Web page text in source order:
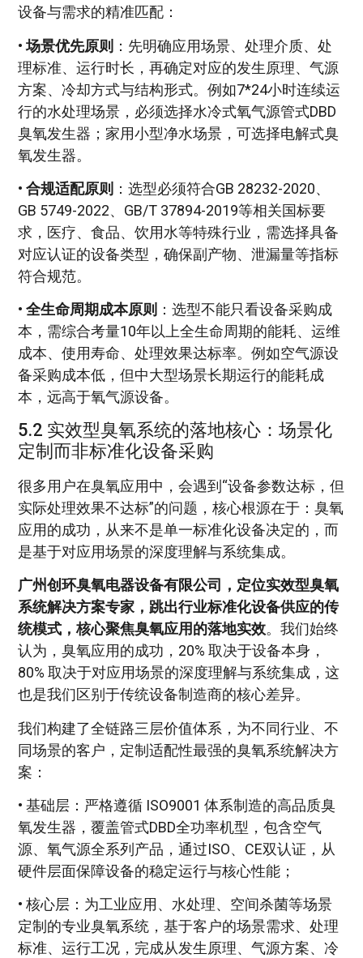
设备与需求的精准匹配：
•场景优先原则 ：先明确应用场景、处理介质、处
理标准、运行时长，再确定对应的发生原理、气源
方案、冷却方式与结构形式。例如7*24小时连续运
行的水处理场景，必须选择水冷式氧气源管式DBD
臭氧发生器；家用小型净水场景，可选择电解式臭
氧发生器。
• 合规适配原则 ：选型必须符合GB 28232-2020、
GB 5749-2022、GB/T 37894-2019等相关国标要
求，医疗、食品、饮用水等特殊行业，需选择具备
对应认证的设备类型，确保副产物、泄漏量等指标
符合规范。
• 全生命周期成本原则 ：选型不能只看设备采购成
本，需综合考量10年以上全生命周期的能耗、运维
成本、使用寿命、处理效果达标率。例如空气源设
备采购成本低，但中大型场景长期运行的能耗成
本，远高于氧气源设备。
5.2 实效型臭氧系统的落地核心：场景化
定制而非标准化设备采购
很多用户在臭氧应用中，会遇到“设备参数达标，但
实际处理效果不达标”的问题，核心根源在于：臭氧
应用的成功，从来不是单一标准化设备决定的，而
是基于对应用场景的深度理解与系统集成。
广州创环臭氧电器设备有限公司，定位实效型臭氧
系统解决方案专家，跳出行业标准化设备供应的传
统模式，核心聚焦臭氧应用的落地实效。我们始终
认为，臭氧应用的成功，20% 取决于设备本身，
80% 取决于对应用场景的深度理解与系统集成，这
也是我们区别于传统设备制造商的核心差异。
我们构建了全链路三层价值体系，为不同行业、不
同场景的客户，定制适配性最强的臭氧系统解决方
案：
• 基础层：严格遵循 ISO9001 体系制造的高品质臭
氧发生器，覆盖管式DBD全功率机型，包含空气
源、氧气源全系列产品，通过ISO、CE双认证，从
硬件层面保障设备的稳定运行与核心性能；
• 核心层：为工业应用、水处理、空间杀菌等场景
定制的专业臭氧系统，基于客户的场景需求、处理
标准、运行工况，完成从发生原理、气源方案、冷